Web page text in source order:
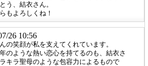
う、結衣さん。
もよろしくね！
26 10:56
の笑顔が私を支えてくれています。
のような熱い恋心を持てるのも、結衣さ
キラ聖母のような包容力によるもので